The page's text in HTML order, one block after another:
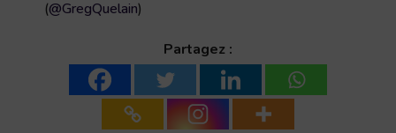
(@GregQuelain)
Partagez :